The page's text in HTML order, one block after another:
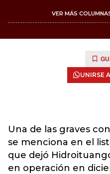
VER MÁS
UNIRSE
Una de las graves
se menciona en el
que dejó
en operación en